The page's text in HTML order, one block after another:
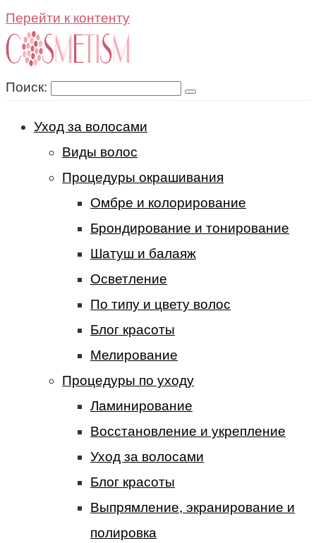
Перейти к контенту
Поиск:
Уход за волосами
Виды волос
Процедуры окрашивания
Омбре и колорирование
Брондирование и тонирование
Шатуш и балаяж
Осветление
По типу и цвету волос
Блог красоты
Мелирование
Процедуры по уходу
Ламинирование
Восстановление и укрепление
Уход за волосами
Блог красоты
Выпрямление, экранирование и
полировка